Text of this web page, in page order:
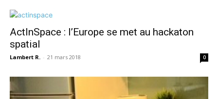
ActInSpace : l’Europe se met au hackaton
spatial
Lambert R. - 21 mars 2018 0